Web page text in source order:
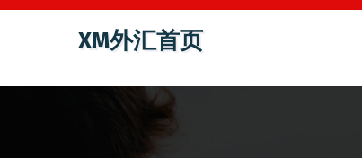
跳
容
XM外汇首页